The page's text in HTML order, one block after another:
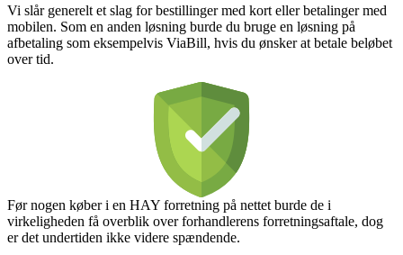
Vi slår generelt et slag for bestillinger med kort eller betalinger med
mobilen. Som en anden løsning burde du bruge en løsning på
afbetaling som eksempelvis ViaBill, hvis du ønsker at betale beløbet
over tid.
Før nogen køber i en HAY forretning på nettet burde de i
virkeligheden få overblik over forhandlerens forretningsaftale, dog
er det undertiden ikke videre spændende.